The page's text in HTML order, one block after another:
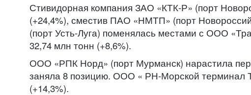
Стивидорная компания ЗАО «КТК-Р» (порт
(+24,4%), сместив ПАО «НМТП» (порт
(порт Усть-Луга) поменялась местами с ООО
32,74 млн тонн (+8,6%).
ООО «РПК Норд» (порт Мурманск) нарастила
заняла 8 позицию. ООО « РН-Морской терминал
(+14,3%).